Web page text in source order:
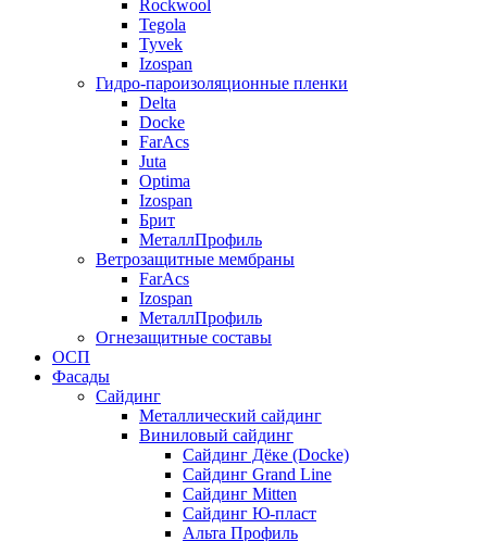
Rockwool
Tegola
Tyvek
Izospan
Гидро-пароизоляционные пленки
Delta
Docke
FarAcs
Juta
Optima
Izospan
Брит
МеталлПрофиль
Ветрозащитные мембраны
FarAcs
Izospan
МеталлПрофиль
Огнезащитные составы
ОСП
Фасады
Сайдинг
Металлический сайдинг
Виниловый сайдинг
Сайдинг Дёке (Docke)
Сайдинг Grand Line
Сайдинг Mitten
Сайдинг Ю-пласт
Альта Профиль